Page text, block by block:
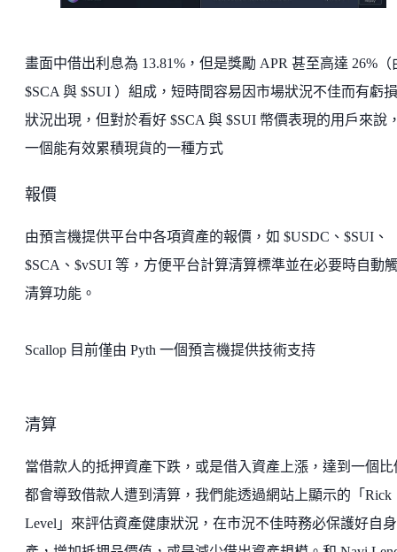
畫面中借出利息為 13.81%，但是獎勵 APR 甚至高達 26%（
$SCA 與 $SUI ）組成，短時間容易因市場狀況不佳而有虧
狀況出現，但對於看好 $SCA 與 $SUI 幣價表現的用戶來說
一個能有效累積現貨的一種方式
報價
由預言機提供平台中各項資產的報價，如 $USDC、$SUI、
$SCA、$vSUI 等，方便平台計算清算標準並在必要時自動
清算功能。
Scallop 目前僅由 Pyth 一個預言機提供技術支持
清算
當借款人的抵押資產下跌，或是借入資產上漲，達到一個比
都會導致借款人遭到清算，我們能透過網站上顯示的「Rick
Level」來評估資產健康狀況，在市況不佳時務必保護好自